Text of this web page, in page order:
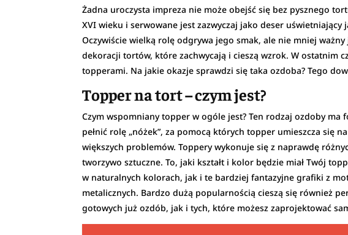
Żadna uroczysta impreza nie może obejść się bez pysznego
XVI wieku i serwowane jest zazwyczaj jako deser uświetniający
Oczywiście wielką rolę odgrywa jego smak, ale nie mniej
dekoracji tortów, które zachwycają i cieszą wzrok. W ostatnim
topperami. Na jakie okazje sprawdzi się taka ozdoba? Tego
Topper na tort – czym jest?
Czym wspomniany topper w ogóle jest? Ten rodzaj ozdoby
pełnić rolę „nóżek”, za pomocą których topper umieszcza się
większych problemów. Toppery wykonuje się z naprawdę
tworzywo sztuczne. To, jaki kształt i kolor będzie miał Twój
w naturalnych kolorach, jak i te bardziej fantazyjne grafiki z
metalicznych. Bardzo dużą popularnością cieszą się również
gotowych już ozdób, jak i tych, które możesz zaprojektować